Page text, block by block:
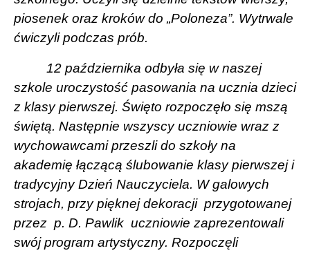
piosenek oraz kroków do „Poloneza”. Wytrwale
ćwiczyli podczas prób.
12 października odbyła się w naszej
szkole uroczystość pasowania na ucznia dzieci
z klasy pierwszej. Święto rozpoczęło się mszą
świętą. Następnie wszyscy uczniowie wraz z
wychowawcami przeszli do szkoły na
akademię łączącą ślubowanie klasy pierwszej i
tradycyjny Dzień Nauczyciela. W galowych
strojach, przy pięknej dekoracji przygotowanej
przez p. D. Pawlik uczniowie zaprezentowali
swój program artystyczny. Rozpoczęli